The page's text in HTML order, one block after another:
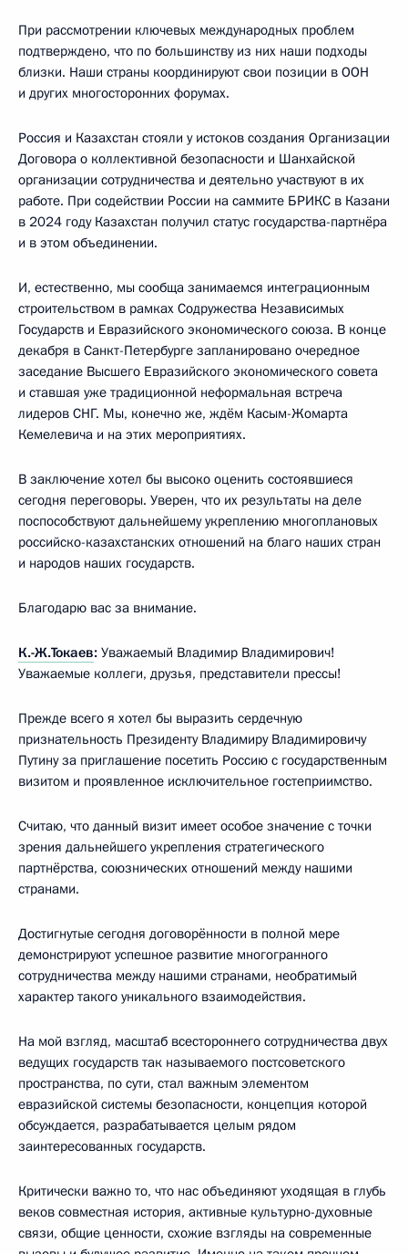
При рассмотрении ключевых международных проблем
подтверждено, что по большинству из них наши подходы
близки. Наши страны координируют свои позиции в ООН
и других многосторонних форумах.
Россия и Казахстан стояли у истоков создания Организации
Договора о коллективной безопасности и Шанхайской
организации сотрудничества и деятельно участвуют в их
работе. При содействии России на саммите БРИКС в Казани
в 2024 году Казахстан получил статус государства-партнёра
и в этом объединении.
И, естественно, мы сообща занимаемся интеграционным
строительством в рамках Содружества Независимых
Государств и Евразийского экономического союза. В конце
декабря в Санкт-Петербурге запланировано очередное
заседание Высшего Евразийского экономического совета
и ставшая уже традиционной неформальная встреча
лидеров СНГ. Мы, конечно же, ждём Касым-Жомарта
Кемелевича и на этих мероприятиях.
В заключение хотел бы высоко оценить состоявшиеся
сегодня переговоры. Уверен, что их результаты на деле
поспособствуют дальнейшему укреплению многоплановых
российско-казахстанских отношений на благо наших стран
и народов наших государств.
Благодарю вас за внимание.
К.-Ж.Токаев: Уважаемый Владимир Владимирович!
Уважаемые коллеги, друзья, представители прессы!
Прежде всего я хотел бы выразить сердечную
признательность Президенту Владимиру Владимировичу
Путину за приглашение посетить Россию с государственным
визитом и проявленное исключительное гостеприимство.
Считаю, что данный визит имеет особое значение с точки
зрения дальнейшего укрепления стратегического
партнёрства, союзнических отношений между нашими
странами.
Достигнутые сегодня договорённости в полной мере
демонстрируют успешное развитие многогранного
сотрудничества между нашими странами, необратимый
характер такого уникального взаимодействия.
На мой взгляд, масштаб всестороннего сотрудничества двух
ведущих государств так называемого постсоветского
пространства, по сути, стал важным элементом
евразийской системы безопасности, концепция которой
обсуждается, разрабатывается целым рядом
заинтересованных государств.
Критически важно то, что нас объединяют уходящая в глубь
веков совместная история, активные культурно-духовные
связи, общие ценности, схожие взгляды на современные